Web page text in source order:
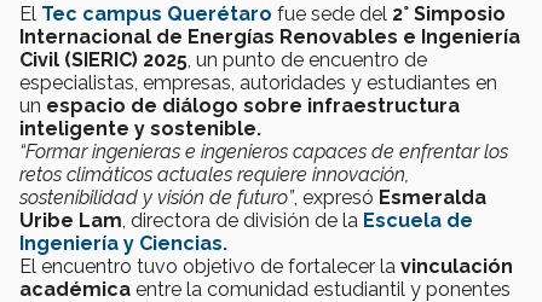
El Tec campus Querétaro fue sede del 2° Simposio
Internacional de Energías Renovables e Ingeniería
Civil (SIERIC) 2025 , un punto de encuentro de
especialistas, empresas, autoridades y estudiantes en
un espacio de diálogo sobre infraestructura
inteligente y sostenible.
“Formar ingenieras e ingenieros capaces de enfrentar los
retos climáticos actuales requiere innovación,
sostenibilidad y visión de futuro”, expresó Esmeralda
Uribe Lam , directora de división de la Escuela de
Ingeniería y Ciencias.
El encuentro tuvo objetivo de fortalecer la vinculación
académica entre la comunidad estudiantil y ponentes